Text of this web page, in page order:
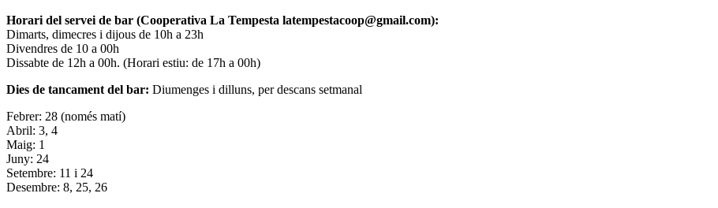
Horari del servei de bar (Cooperativa La Tempesta latempestacoop@gmail.com):
Dimarts, dimecres i dijous de 10h a 23h
Divendres de 10 a 00h
Dissabte de 12h a 00h. (Horari estiu: de 17h a 00h)
Dies de tancament del bar: Diumenges i dilluns, per descans setmanal
Febrer: 28 (només matí)
Abril: 3, 4
Maig: 1
Juny: 24
Setembre: 11 i 24
Desembre: 8, 25, 26